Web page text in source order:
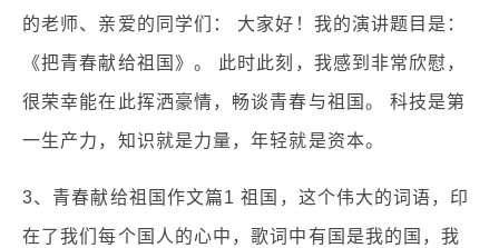
的老师、亲爱的同学们： 大家好！我的演讲题目是：
《把青春献给祖国》。 此时此刻，我感到非常欣慰，
很荣幸能在此挥洒豪情，畅谈青春与祖国。 科技是第
一生产力，知识就是力量，年轻就是资本。
3、青春献给祖国作文篇1 祖国，这个伟大的词语，印
在了我们每个国人的心中，歌词中有国是我的国，我